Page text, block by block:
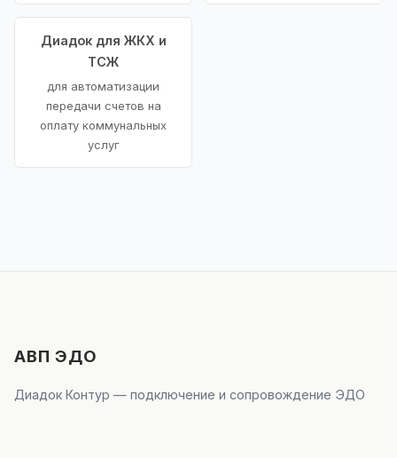
Диадок для ЖКХ и
ТСЖ
для автоматизации
передачи счетов на
оплату коммунальных
услуг
АВП ЭДО
Диадок Контур — подключение и сопровождение ЭДО